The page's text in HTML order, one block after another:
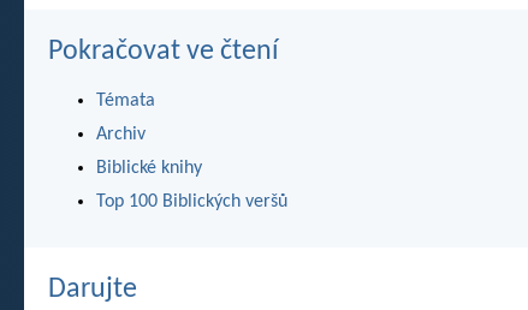
Pokračovat ve čtení
Témata
Archiv
Biblické knihy
Top 100 Biblických veršů
Darujte